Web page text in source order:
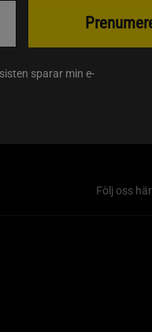
sparar min e-
Följ oss